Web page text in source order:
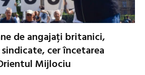
de angajați britanici,
cer încetarea
Mijlociu